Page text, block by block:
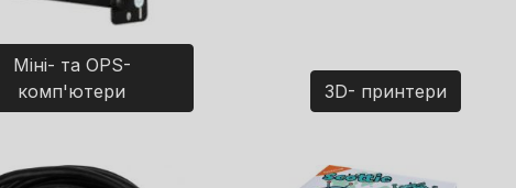
Міні- та OPS-
комп'ютери
3D- принтери